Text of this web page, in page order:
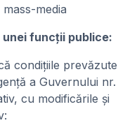
media
funcții publice:
condițiile prevăzute
a Guvernului nr.
cu modificările și